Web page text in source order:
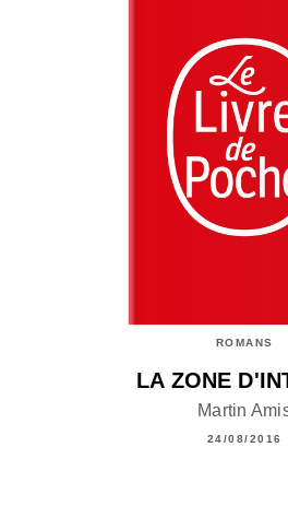
ROMANS
LA ZONE
Martin
24/08/2016